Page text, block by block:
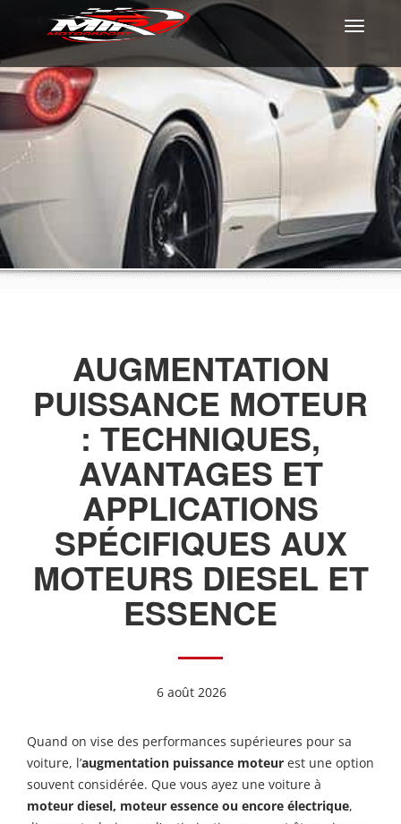
Toggle
AUGMENTATION
PUISSANCE MOTEUR
: TECHNIQUES,
AVANTAGES ET
APPLICATIONS
SPÉCIFIQUES AUX
MOTEURS DIESEL ET
ESSENCE
6 août 2026
Quand on vise des performances supérieures pour sa
voiture, l’augmentation puissance moteur est une option
souvent considérée. Que vous ayez une voiture à
moteur diesel, moteur essence ou encore électrique,